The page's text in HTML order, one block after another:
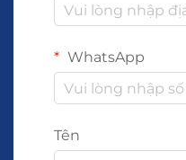
WhatsApp
Tên